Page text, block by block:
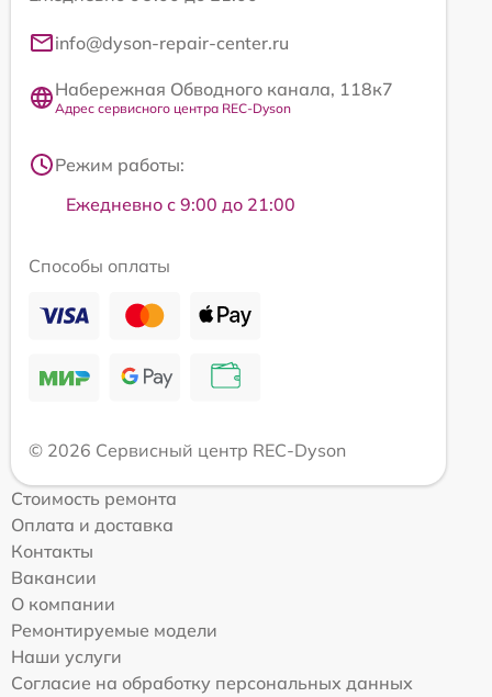
info@dyson-repair-center.ru
Набережная Обводного канала, 118к7
Адрес сервисного центра REC-Dyson
Режим работы:
Ежедневно с 9:00 до 21:00
Способы оплаты
© 2026 Сервисный центр REC-Dyson
Стоимость ремонта
Оплата и доставка
Контакты
Вакансии
О компании
Ремонтируемые модели
Наши услуги
Согласие на обработку персональных данных